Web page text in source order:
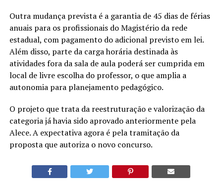
Outra mudança prevista é a garantia de 45 dias de férias
anuais para os profissionais do Magistério da rede
estadual, com pagamento do adicional previsto em lei.
Além disso, parte da carga horária destinada às
atividades fora da sala de aula poderá ser cumprida em
local de livre escolha do professor, o que amplia a
autonomia para planejamento pedagógico.
O projeto que trata da reestruturação e valorização da
categoria já havia sido aprovado anteriormente pela
Alece. A expectativa agora é pela tramitação da
proposta que autoriza o novo concurso.